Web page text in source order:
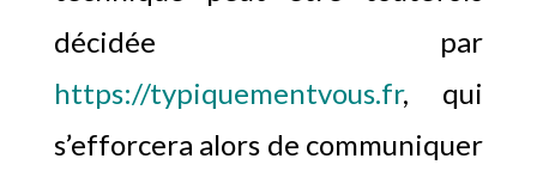
décidée par
https://typiquementvous.fr, qui
s’efforcera alors de communiquer